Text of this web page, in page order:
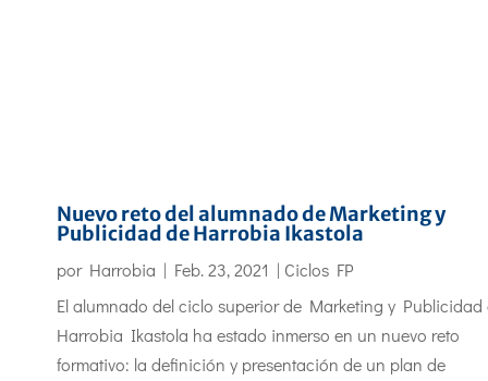
Nuevo reto del alumnado de Marketing y
Publicidad de Harrobia Ikastola
por Harrobia | Feb. 23, 2021 | Ciclos FP
El alumnado del ciclo superior de Marketing y Publicidad
Harrobia Ikastola ha estado inmerso en un nuevo reto
formativo: la definición y presentación de un plan de